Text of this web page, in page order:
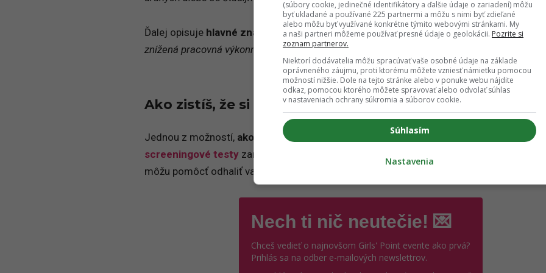
Ďalej opisuje hlavné znaky vyhorenia.„Úbytok energie, psychický odstup od práce,
znížená pracovná výkonnosť. Rovnako pocit, že sme menej efektívni,“
Ako zistíš, že si vyhorela?
Jednou z možností, ako získať orientačný obraz o vlastnom psychickom stave, sú
screeningové testy zamerané na syndróm vyhorenia. Nenahrádzajú odbornú
môžu pomôcť odhaliť varovné signály.
Nech ti nič neutečie! 💌
Chceš vedieť o najnovšom Girls' Point evente ako prvá?
Prihlás sa na odber e-mailových newslettrov.
(súbory cookie, jedinečné identifikátory a ďalšie údaje o zariadení) môžu
byť ukladané a používané 225 partnermi a môžu s nimi byť zdieľané
alebo môžu byť využívané konkrétne týmito webovými stránkami. My
a naši partneri môžeme používať presné údaje o geolokácii. Pozrite si
zoznam partnerov.
Niektorí dodávatelia môžu spracúvať vaše osobné údaje na základe
oprávneného záujmu, proti ktorému môžete vzniesť námietku pomocou
možností nižšie. Dole na tejto stránke alebo v ponuke webu nájdite
odkaz, pomocou ktorého môžete spravovať alebo odvolať súhlas
v nastaveniach ochrany súkromia a súborov cookie.
Súhlasím
Nastavenia